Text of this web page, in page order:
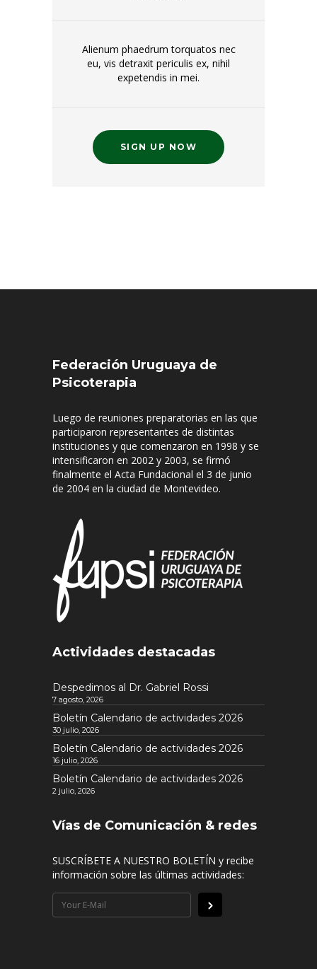
Alienum phaedrum torquatos nec
eu, vis detraxit periculis ex, nihil
expetendis in mei.
SIGN UP NOW
Federación Uruguaya de
Psicoterapia
Luego de reuniones preparatorias en las que
participaron representantes de distintas
instituciones y que comenzaron en 1998 y se
intensificaron en 2002 y 2003, se firmó
finalmente el Acta Fundacional el 3 de junio
de 2004 en la ciudad de Montevideo.
Actividades destacadas
Despedimos al Dr. Gabriel Rossi
7 agosto, 2026
Boletín Calendario de actividades 2026
30 julio, 2026
Boletín Calendario de actividades 2026
16 julio, 2026
Boletín Calendario de actividades 2026
2 julio, 2026
Vías de Comunicación & redes
SUSCRÍBETE A NUESTRO BOLETÍN y recibe
información sobre las últimas actividades: